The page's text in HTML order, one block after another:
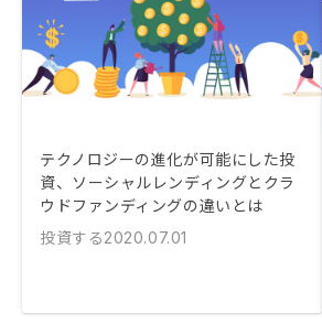
テクノロジーの進化が可能にした投
資、ソーシャルレンディングとクラ
ウドファンディングの違いとは
投資する2020.07.01